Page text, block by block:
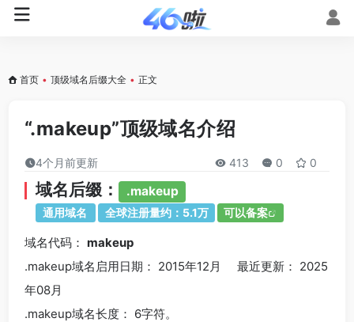
首页 • 顶级域名后缀大全 • 正文
“.makeup”顶级域名介绍
4个月前更新 413 0 0
域名后缀： .makeup
通用域名 全球注册量约：5.1万 可以备案
域名代码： makeup
.makeup域名 启用日期： 2015年12月 最近更新： 2025
年08月
.makeup域名长度： 6字符。